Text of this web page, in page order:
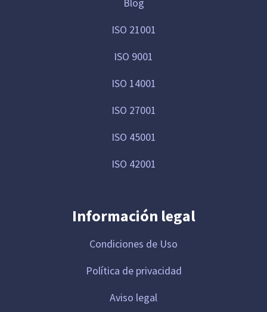
ISO 21001
ISO 9001
ISO 14001
ISO 27001
ISO 45001
ISO 42001
Información legal
Condiciones de Uso
Política de privacidad
Aviso legal